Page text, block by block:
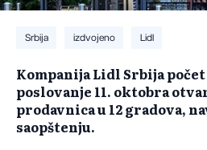
Srbija izdvojeno Lidl
Kompanija Lidl Srbija
poslovanje 11. oktobra
prodavnica u 12 gradova,
saopštenju.